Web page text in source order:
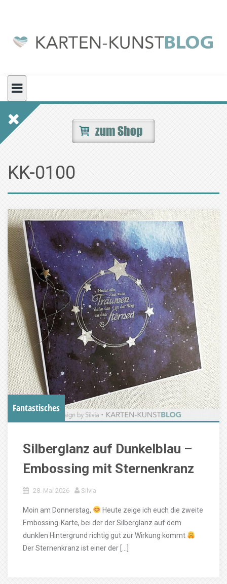
KK-0100
Fantastisches
Silberglanz auf Dunkelblau –
Embossing mit Sternenkranz
28. Mai 2026 Silvia
Moin am Donnerstag,
Heute zeige ich euch die zweite
Embossing-Karte, bei der der Silberglanz auf dem
dunklen Hintergrund richtig gut zur Wirkung kommt
Der Sternenkranz ist einer der […]